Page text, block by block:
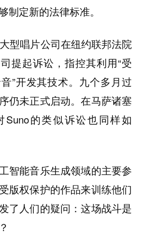
制定新的法律标准。
型唱片公司在纽约联邦法院
提起诉讼，指控其利用“受
”开发其技术。九个多月过
仍未正式启动。在马萨诸塞
Suno的类似诉讼也同样如
智能音乐生成领域的主要参
版权保护的作品来训练他们
了人们的疑问：这场战斗是